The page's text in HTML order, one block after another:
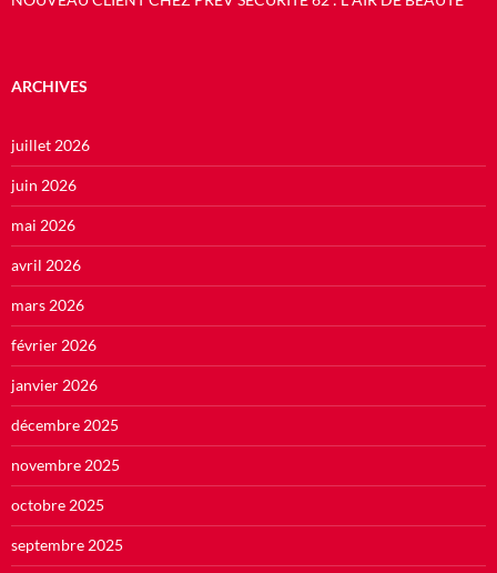
ARCHIVES
juillet 2026
juin 2026
mai 2026
avril 2026
mars 2026
février 2026
janvier 2026
décembre 2025
novembre 2025
octobre 2025
septembre 2025